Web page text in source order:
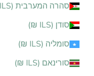
סהרה המערבית (ILS ₪)
סודן (ILS ₪)
סומליה (ILS ₪)
סורינאם (ILS ₪)